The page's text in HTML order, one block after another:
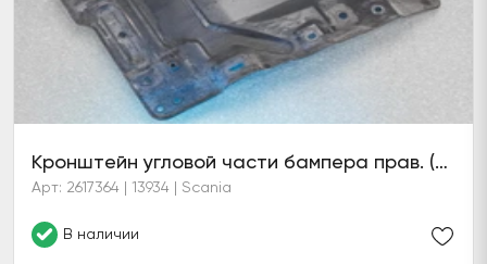
Кронштейн угловой части бампера прав. (6 серия)
Арт: 2617364 | 13934 | Scania
В наличии